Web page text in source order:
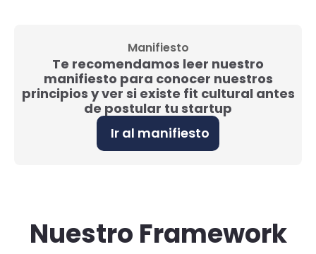
Manifiesto
Te recomendamos leer nuestro
manifiesto para conocer nuestros
principios y ver si existe fit cultural antes
de postular tu startup
Ir al manifiesto
Nuestro Framework